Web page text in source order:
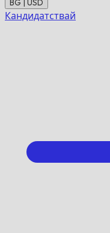
BG | USD
Кандидатствай